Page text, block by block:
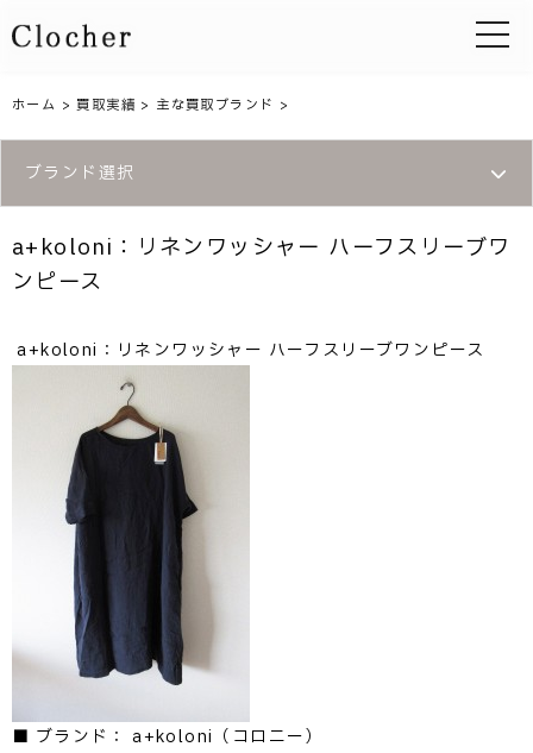
toggle
ホーム >買取実績 > 主な買取ブランド >
ブランド選択
a+koloni：リネンワッシャー ハーフスリーブワ
ンピース
a+koloni：リネンワッシャー ハーフスリーブワンピース
■ ブランド： a+koloni（コロニー）